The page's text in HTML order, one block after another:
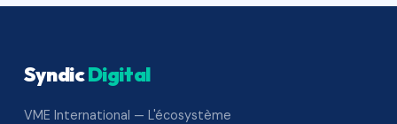
SyndicDigital
VME International — L'écosystème